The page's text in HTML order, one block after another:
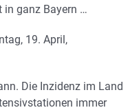
in ganz Bayern …
19. April,
Die Inzidenz im Land
immer